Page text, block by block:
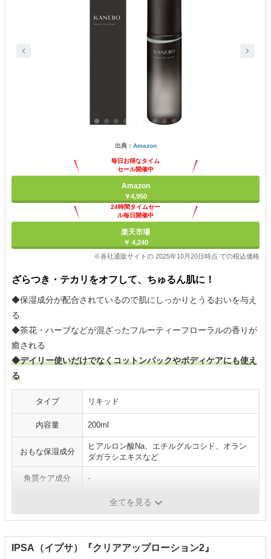
出典： Amazon
毎日お得なタイム
セール開催中
Amazon
￥4,950
24時間タイムセー
ル毎日開催中
楽天市場
￥ 4,240
※各社通販サイトの 2025年10月20日時点 での税込価格
ざらつき・テカリをオフして、ちゅるん肌に！
◆保湿成分が配合されているので肌にしっかりとうるおいを与え
る
◆茶花・ハーブなどが混ざったフルーティーフローラルの香りが
癒される
◆デイリー使いだけでなくコットンパックやボディケアにも使え
る
タイプ リキッド
内容量 200ml
おもな保湿成分
ヒアルロン酸Na、エチルグルコシド、オラン
ダガラシエキスなど
角質ケア成分 -
全てを見る
IPSA（イプサ）『クリアアップローション2』